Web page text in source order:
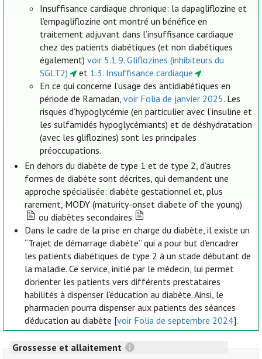
Insuffisance cardiaque chronique: la dapagliflozine et
l’empagliflozine ont montré un bénéfice en
traitement adjuvant dans l’insuffisance cardiaque
chez des patients diabétiques (et non diabétiques
également)voir 5.1.9. Gliflozines (inhibiteurs du
SGLT2)
et 1.3. Insuffisance cardiaque
.
En ce qui concerne l’usage des antidiabétiques en
période de Ramadan,voir Folia de janvier 2025. Les
risques d’hypoglycémie (en particulier avec l’insuline et
les sulfamidés hypoglycémiants) et de déshydratation
(avec les gliflozines) sont les principales
préoccupations.
En dehors du diabète de type 1 et de type 2, d’autres
formes de diabète sont décrites, qui demandent une
approche spécialisée: diabète gestationnel et, plus
rarement, MODY (maturity-onset diabete of the young)
ou diabètes secondaires.
Dans le cadre de la prise en charge du diabète, il existe un
“Trajet de démarrage diabète” qui a pour but d’encadrer
les patients diabétiques de type 2 à un stade débutant de
la maladie. Ce service, initié par le médecin, lui permet
d’orienter les patients vers différents prestataires
habilités à dispenser l’éducation au diabète. Ainsi, le
pharmacien pourra dispenser aux patients des séances
d’éducation au diabète [voir Folia de septembre 2024].
Grossesse et allaitement